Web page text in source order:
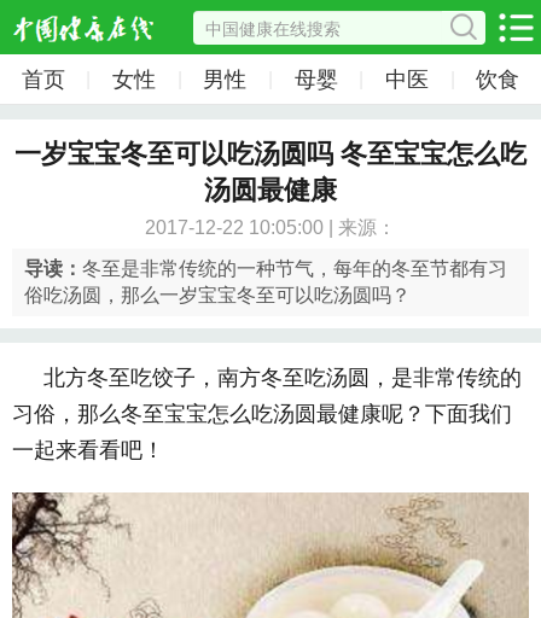
首页 女性 男性 母婴 中医 饮食
一岁宝宝冬至可以吃汤圆吗 冬至宝宝怎么吃
汤圆最健康
2017-12-22 10:05:00 | 来源：
导读： 冬至是非常传统的一种节气，每年的冬至节都有习
俗吃汤圆，那么一岁宝宝冬至可以吃汤圆吗？
北方冬至吃饺子，南方冬至吃汤圆，是非常传统的
习俗，那么冬至宝宝怎么吃汤圆最健康呢？下面我们
一起来看看吧！